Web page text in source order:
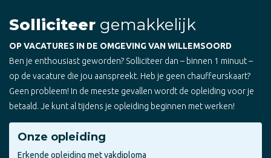
Solliciteer gemakkelijk
OP VACATURES IN DE OMGEVING VAN WILLEMSOORD
Ben je enthousiast geworden? Solliciteer dan – binnen 1 minuut –
op de vacature die jou aanspreekt. Heb je geen chauffeurskaart?
Geen probleem! In de meeste gevallen wordt de opleiding voor je
betaald. Je kunt al tijdens je opleiding beginnen met werken!
Onze opleiding
Erkende opleiding met vakdiploma